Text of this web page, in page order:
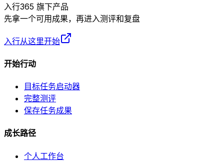
入行365 旗下产品
先拿一个可用成果，再进入测评和复盘
入行从这里开始
开始行动
目标任务启动器
完整测评
保存任务成果
成长路径
个人工作台